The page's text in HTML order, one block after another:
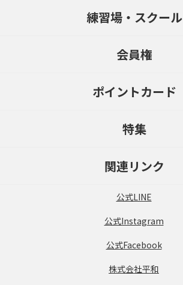
練習場・スクール
会員権
ポイントカード
特集
関連リンク
公式LINE
公式Instagram
公式Facebook
株式会社平和